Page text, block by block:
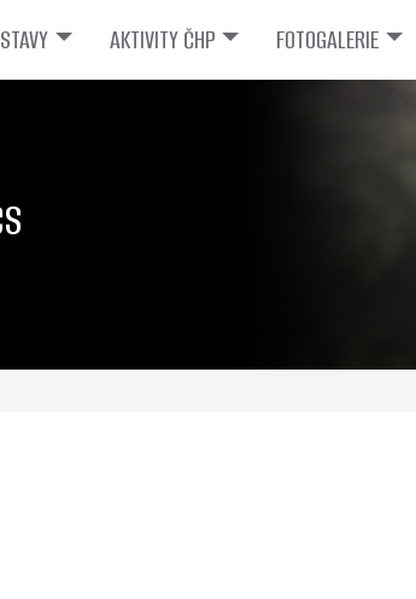
AKTIVITY ČHP FOTOGALERIE